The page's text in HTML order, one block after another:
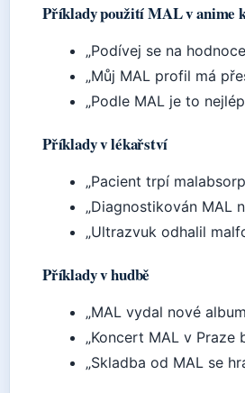
Příklady použití MAL v anime
„Podívej se na
„Můj MAL profil má
„Podle MAL je to
Příklady v lékařství
„Pacient trpí
„Diagnostikován MAL
„Ultrazvuk odhalil
Příklady v hudbě
„MAL vydal nové
„Koncert MAL v Praze
„Skladba od MAL se